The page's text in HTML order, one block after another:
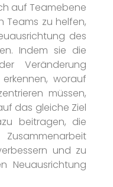
auf Teamebene
Teams zu helfen,
des
Indem sie die
Veränderung
worauf
müssen,
das gleiche Ziel
beitragen, die
und zu
Neuausrichtung